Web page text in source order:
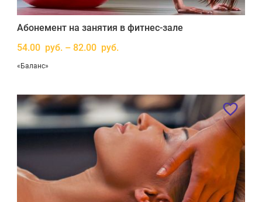
Абонемент на занятия в фитнес-зале
54.00 руб. – 82.00 руб.
«Баланс»